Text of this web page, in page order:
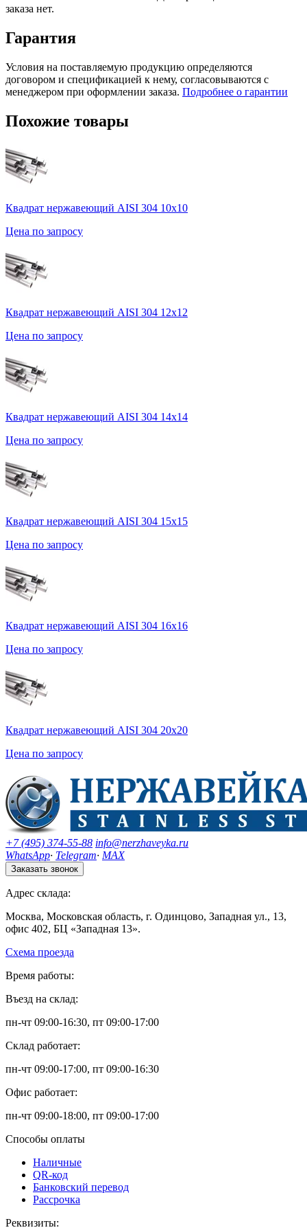
заказа нет.
Гарантия
Условия на поставляемую продукцию определяются
договором и спецификацией к нему, согласовываются с
менеджером при оформлении заказа. Подробнее о гарантии
Похожие товары
Квадрат нержавеющий AISI 304 10х10
Цена по запросу
Квадрат нержавеющий AISI 304 12х12
Цена по запросу
Квадрат нержавеющий AISI 304 14х14
Цена по запросу
Квадрат нержавеющий AISI 304 15х15
Цена по запросу
Квадрат нержавеющий AISI 304 16х16
Цена по запросу
Квадрат нержавеющий AISI 304 20х20
Цена по запросу
+7 (495) 374-55-88 info@nerzhaveyka.ru
WhatsApp· Telegram· MAX
Заказать звонок
Адрес склада:
Москва, Московская область, г. Одинцово, Западная ул., 13,
офис 402, БЦ «Западная 13».
Схема проезда
Время работы:
Въезд на склад:
пн-чт 09:00-16:30, пт 09:00-17:00
Склад работает:
пн-чт 09:00-17:00, пт 09:00-16:30
Офис работает:
пн-чт 09:00-18:00, пт 09:00-17:00
Способы оплаты
Наличные
QR-код
Банковский перевод
Рассрочка
Реквизиты: